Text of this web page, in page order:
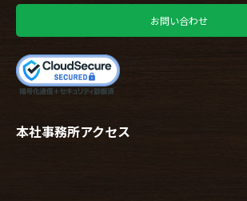
お問い合わせ
本社事務所アクセス